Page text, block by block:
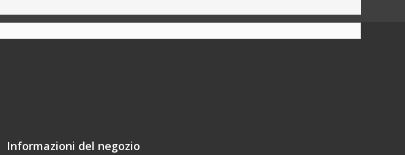
Informazioni del negozio